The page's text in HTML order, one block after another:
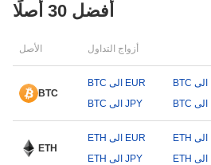
أفضل 30 أصلًا
الأصل أزواج التداول
BTC
BTC الى EUR
BTC الى JPY
ETH
ETH الى EUR
ETH الى JPY